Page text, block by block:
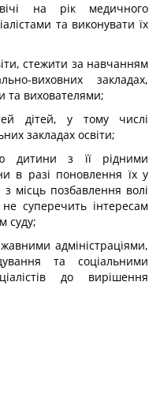
на рік медичного
та виконувати їх
стежити за навчанням
виховних закладах,
та вихователями;
дітей, у тому числі
закладах освіти;
дитини з її рідними
в разі поновлення їх у
з місць позбавлення волі
суперечить інтересам
суду;
адміністраціями,
та соціальними
до вирішення